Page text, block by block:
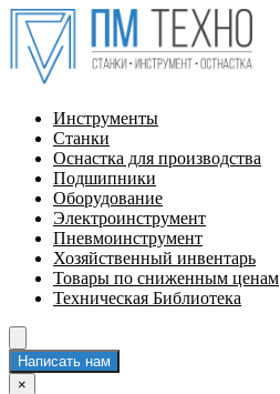
Инструменты
Станки
Оснастка для производства
Подшипники
Оборудование
Электроинструмент
Пневмоинструмент
Хозяйственный инвентарь
Товары по сниженным ценам
Техническая Библиотека
Написать нам
×